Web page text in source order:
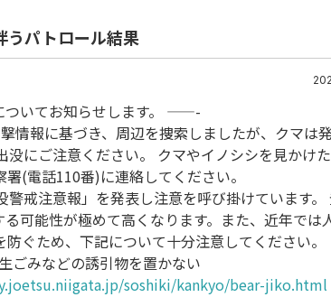
うパトロール結果
ついてお知らせします。 ——-
情報に基づき、周辺を捜索しましたが、クマは
にご注意ください。 クマやイノシシを見かけ
(電話110番)に連絡してください。
警戒注意報」を発表し注意を呼び掛けています。
可能性が極めて高くなります。また、近年では
ぐため、下記について十分注意してください
ごみなどの誘引物を置かない
soshiki/kankyo/bear-jiko.html